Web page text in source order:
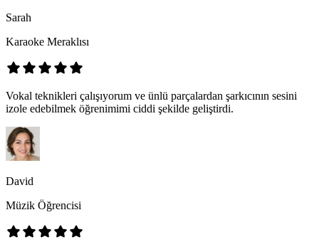
Sarah
Karaoke Meraklısı
Vokal teknikleri çalışıyorum ve ünlü parçalardan şarkıcının sesini
izole edebilmek öğrenimimi ciddi şekilde geliştirdi.
David
Müzik Öğrencisi